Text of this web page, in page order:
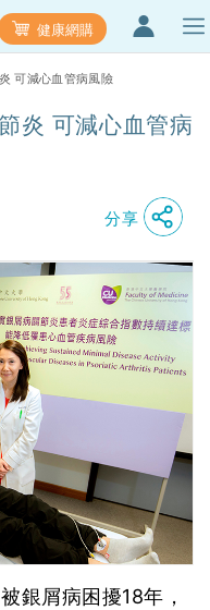
健康網購
可減心血管病風險
炎 可減心血管病
分享
銀屑病困擾18年，